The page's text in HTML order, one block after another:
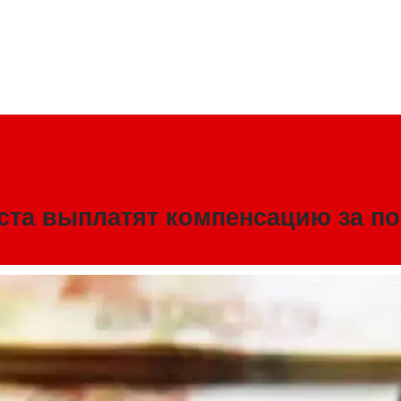
выплатят компенсацию за